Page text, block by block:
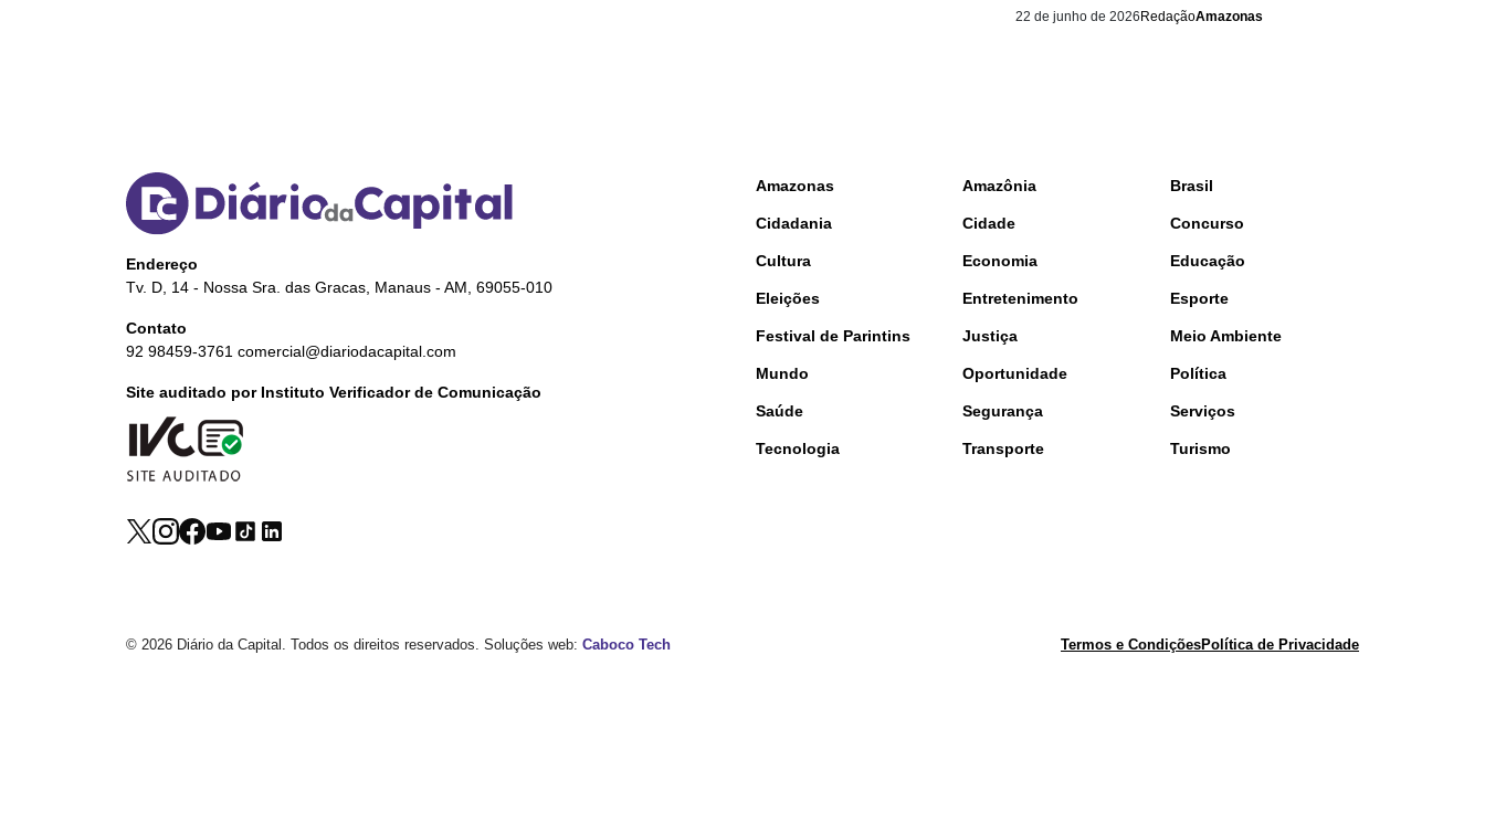
22 de junho de 2026 RedaçãoAmazonas
Endereço
Tv. D, 14 - Nossa Sra. das Gracas, Manaus - AM, 69055-010
Contato
92 98459-3761 comercial@diariodacapital.com
Site auditado por Instituto Verificador de Comunicação
Amazonas Amazônia Brasil
Cidadania Cidade Concurso
Cultura Economia Educação
Eleições Entretenimento Esporte
Festival de Parintins Justiça Meio Ambiente
Mundo Oportunidade Política
Saúde Segurança Serviços
Tecnologia Transporte Turismo
© 2026 Diário da Capital. Todos os direitos reservados. Soluções web: Caboco Tech Termos e CondiçõesPolítica de Privacidade